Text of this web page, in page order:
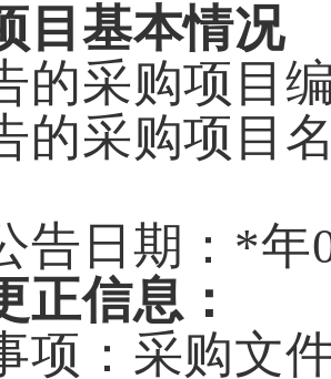
目基本情况
的采购项目
的采购项目
告日期：*
正信息：
项：采购文